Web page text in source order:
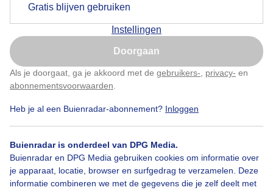
Gratis blijven gebruiken
Instellingen
Doorgaan
Als je doorgaat, ga je akkoord met de gebruikers- privacy- en
abonnementsvoorwaarden
Heb je al een Buienradar-abonnement? Inloggen
Buienradar is onderdeel van DPG Media.
Buienradar en DPG Media gebruiken cookies om informatie over
je apparaat, locatie, browser en surfgedrag te verzamelen. Deze
informatie combineren we met de gegevens die je zelf deelt met
Door: Gemaakt: 27-09-2021, 526x bekeken
1
Kleurwolken Wolken
Nu niet, misschien later
Klik hierom dit aan te passen